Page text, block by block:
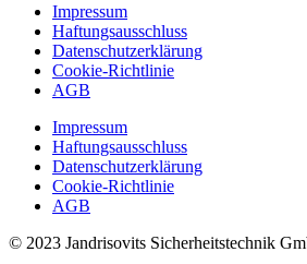
Impressum
Haftungsausschluss
Datenschutzerklärung
Cookie-Richtlinie
AGB
Impressum
Haftungsausschluss
Datenschutzerklärung
Cookie-Richtlinie
AGB
© 2023 Jandrisovits Sicherheitstechnik